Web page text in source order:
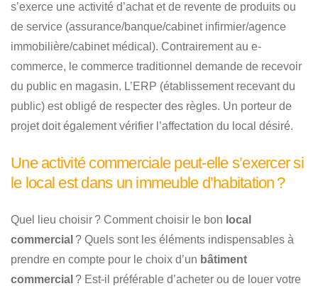
s’exerce une activité d’achat et de revente de produits ou
de service (assurance/banque/cabinet infirmier/agence
immobilière/cabinet médical). Contrairement au e-
commerce, le commerce traditionnel demande de recevoir
du public en magasin. L’ERP (établissement recevant du
public) est obligé de respecter des règles. Un porteur de
projet doit également vérifier l’affectation du local désiré.
Une activité commerciale peut-elle s’exercer si
le local est dans un immeuble d’habitation ?
Quel lieu choisir ? Comment choisir le bon local
commercial ? Quels sont les éléments indispensables à
prendre en compte pour le choix d’un bâtiment
commercial ? Est-il préférable d’acheter ou de louer votre